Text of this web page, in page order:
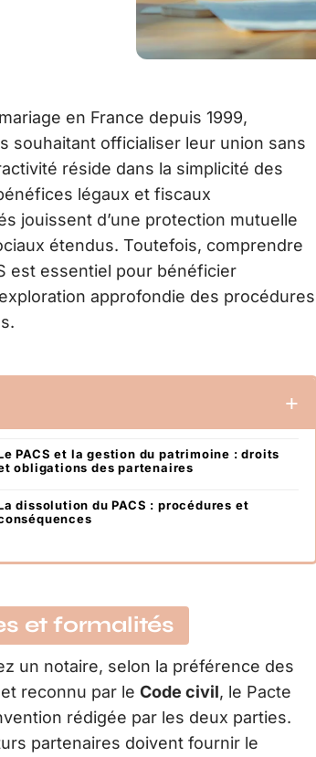
en France depuis 1999,
souhaitant officialiser leur union sans
réside dans la simplicité des
légaux et fiscaux
jouissent d’une protection mutuelle
étendus. Toutefois, comprendre
est essentiel pour bénéficier
approfondie des procédures
PACS et la gestion du patrimoine : droits
obligations des partenaires
dissolution du PACS : procédures et
et formalités
un notaire, selon la préférence des
et reconnu par le Code civil, le Pacte
rédigée par les deux parties.
partenaires doivent fournir le